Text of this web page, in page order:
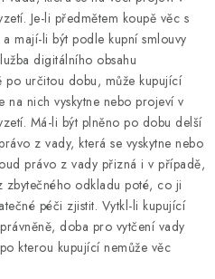
Je-li předmětem koupě věc s
mají-li být podle kupní smlouvy
digitálního obsahu
po určitou dobu, může kupující
na nich vyskytne nebo projeví v
Má-li být plněno po dobu delší
z vady, která se vyskytne nebo
právo z vady přizná i v případě,
zbytečného odkladu poté, co ji
péči zjistit. Vytkl-li kupující
doba pro vytčení vady
kterou kupující nemůže věc